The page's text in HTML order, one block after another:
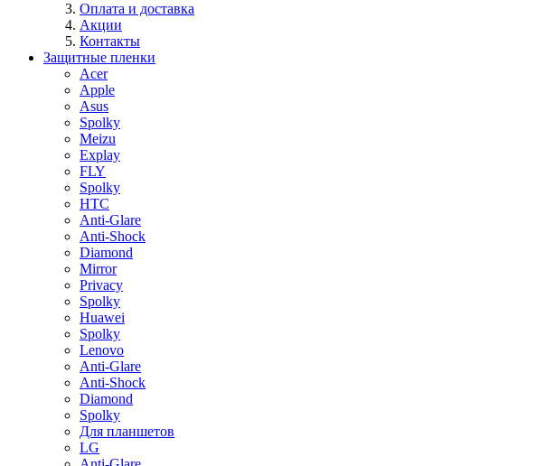
Оплата и доставка
Акции
Контакты
Защитные пленки
Acer
Apple
Asus
Spolky
Meizu
Explay
FLY
Spolky
HTC
Anti-Glare
Anti-Shock
Diamond
Mirror
Privacy
Spolky
Huawei
Spolky
Lenovo
Anti-Glare
Anti-Shock
Diamond
Spolky
Для планшетов
LG